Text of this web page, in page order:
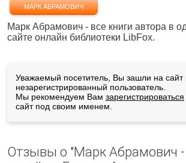
МАРК АБРАМОВИЧ
Марк Абрамович - все книги автора в
сайте онлайн библиотеки LibFox.
Уважаемый посетитель, Вы зашли на сайт
незарегистрированный пользователь.
Мы рекомендуем Вам зарегистрироваться
сайт под своим именем.
Отзывы о "Марк Абрамович -